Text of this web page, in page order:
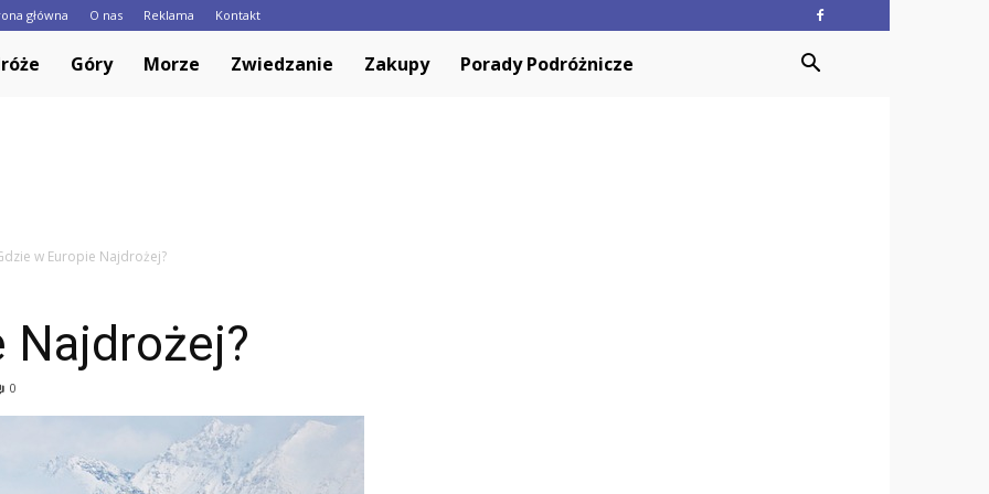
główna O nas Reklama Kontakt
Góry Morze Zwiedzanie Zakupy Porady Podróżnicze
w Europie Najdrożej?
Najdrożej?
0